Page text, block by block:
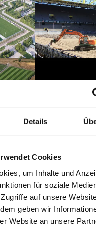
Details
Cookies
um Inhalte und
für soziale
auf unsere
geben wir
Website an unsere